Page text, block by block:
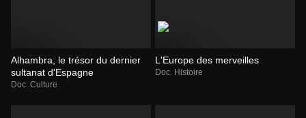
Alhambra, le trésor du dernier
sultanat d'Espagne
Doc. Culture
L'Europe des merveilles
Doc. Histoire